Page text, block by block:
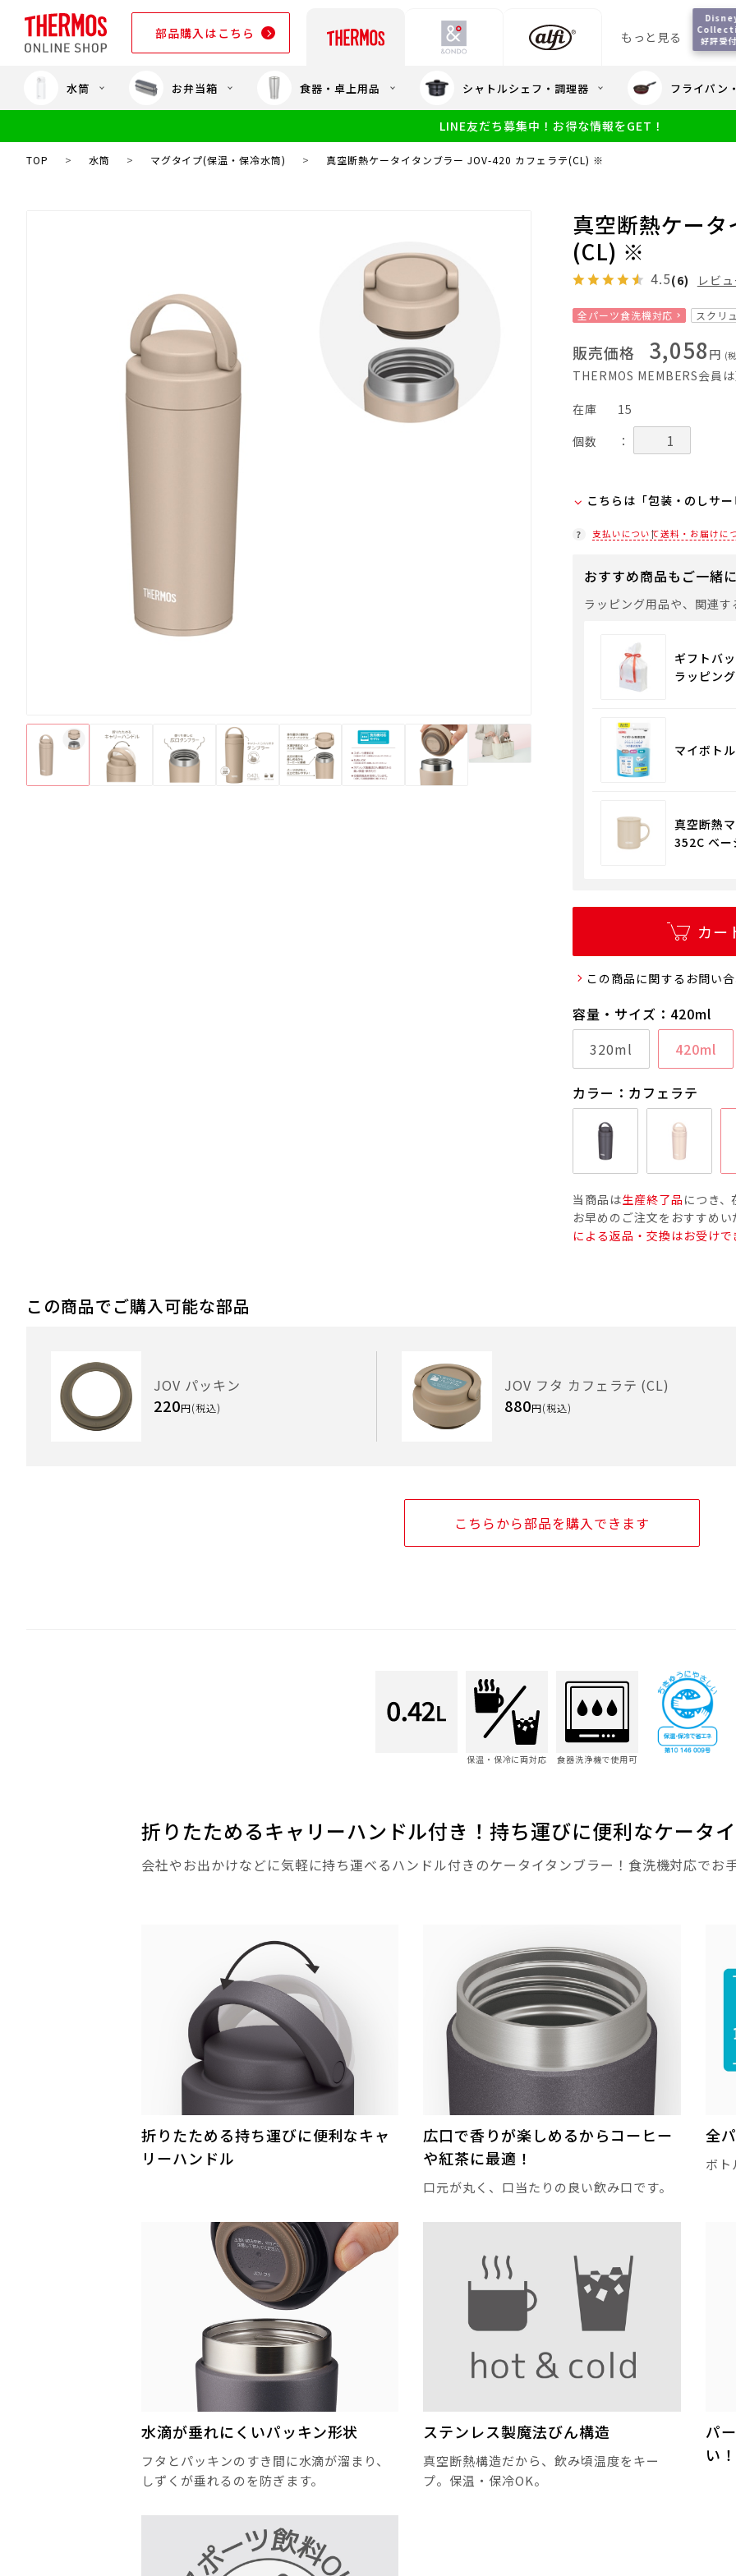
部品購入はこちら もっと見る
サーモスのe
好評受
部品購入はこちら
食洗機対応 幼児・園児向け水筒
小学生 中・高学年向け水筒
水筒 お弁当箱 食器・卓上用品 シャトルシェフ・調理器 フライパン
LINE友だち募集中！お得な情報をGET！
TOP > 水筒 > マグタイプ(保温・保冷水筒) > 真空断熱ケータイタンブラー JOV-420 カフェラテ(CL) ※
真空断熱ケー
(CL) ※
4.5(6) レビ
全パーツ食洗機対応 スクリ
販売価格 3,058 円 (
THERMOS MEMBERS会員
在庫
15
個数
：
こちらは「包装・のしサ
弊社での包装・のしを希
「包装・のしサービス」に
袋やギフトバッグを希望
支払いについて送料・お届けに
おすすめ商品もご一緒
ラッピング用品や、関連す
ギフトバ
ラッピン
マイボト
真空断熱
352C ベー
カー
この商品に関するお問い
容量・サイズ：420ml
320ml
420ml
カラー：カフェラテ
当商品は生産終了品 につき
お早めのご注文をおすすめ
による返品・交換はお受けで
この商品でご購入可能な部品
JOV パッキン
220円(税込)
JOV フタ カフェラテ (CL)
880円(税込)
こちらから部品を購入できます
保温・保冷に両対応 食器洗浄機で使用可
折りたためるキャリーハンドル付き！持ち運びに便利なケータイ
会社やお出かけなどに気軽に持ち運べるハンドル付きのケータイタンブラー！食洗機対応でお
折りたためる持ち運びに便利なキャ
リーハンドル
広口で香りが楽しめるからコーヒー
や紅茶に最適！
口元が丸く、口当たりの良い飲み口です。
全
ボト
水滴が垂れにくいパッキン形状
フタとパッキンのすき間に水滴が溜まり、
しずくが垂れるのを防ぎます。
ステンレス製魔法びん構造
真空断熱構造だから、飲み頃温度をキー
プ。保温・保冷OK。
パ
い！